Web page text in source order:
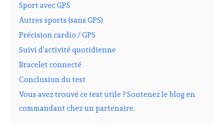
Sport avec GPS
Autres sports (sans GPS)
Précision cardio / GPS
Suivi d’activité quotidienne
Bracelet connecté
Conclusion du test
Vous avez trouvé ce test utile ? Soutenez le blog en
commandant chez un partenaire.